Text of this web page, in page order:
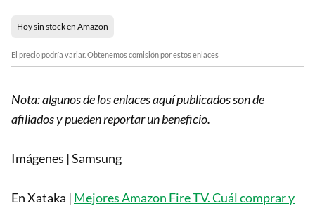
Hoy sin stock en Amazon
El precio podría variar. Obtenemos comisión por estos enlaces
Nota: algunos de los enlaces aquí publicados son de
afiliados y pueden reportar un beneficio.
Imágenes | Samsung
En Xataka | Mejores Amazon Fire TV. Cuál comprar y